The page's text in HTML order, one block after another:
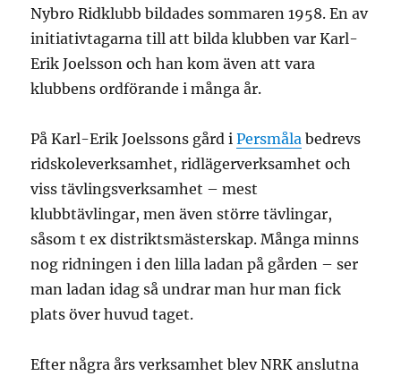
Nybro Ridklubb bildades sommaren 1958. En av
initiativtagarna till att bilda klubben var Karl-
Erik Joelsson och han kom även att vara
klubbens ordförande i många år.
På Karl-Erik Joelssons gård iPersmåla bedrevs
ridskoleverksamhet, ridlägerverksamhet och
viss tävlingsverksamhet – mest
klubbtävlingar, men även större tävlingar,
såsom t ex distriktsmästerskap. Många minns
nog ridningen i den lilla ladan på gården – ser
man ladan idag så undrar man hur man fick
plats över huvud taget.
Efter några års verksamhet blev NRK anslutna